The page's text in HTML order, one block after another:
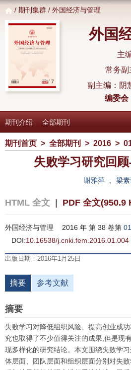
/ 期刊集群 / 外国经济与管理
外国
主
常务副
副主编：阴
编委会
期刊介绍 全部期刊
期刊首页 > 全部期刊 > 2016 >
失败学习研究回
谢雅萍 梁
HTML 全文 PDF 全文(950.9
外国经济与管理 2016 年 第 38 卷第
DOI:10.16538/j.cnki.fem.2016.01.004
出版日期：2016年1月25日
摘要 参考文献
摘要
失败学习对降低组织风险、提高创业成
究也取得了不少值得关注的成果,但是现
现多样化的研究结论。本文围绕失败学
体层面、团队层面和组织层面分别对失